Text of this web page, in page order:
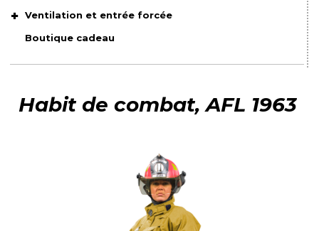
Ventilation et entrée forcée
Boutique cadeau
Habit de combat, AFL 1963